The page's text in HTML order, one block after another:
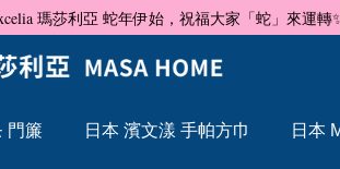
瑪莎利亞 蛇年伊始，祝福大家「蛇」來運轉
門簾 日本 濱文漾 手帕方巾 日本